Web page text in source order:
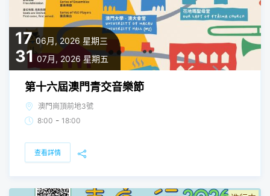
17 06月, 2026 星期三
31 07月, 2026 星期五
第十六屆澳門青交音樂節
澳門崗頂前地3號
8:00 - 18:00
查看詳情